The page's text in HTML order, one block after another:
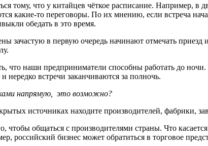
тому, что у китайцев чёткое расписание. Например, в
какие-то переговоры. По их мнению, если встреча
обедать в это время.
зачастую в первую очередь начинают отмечать
что наши предприниматели способны работать до
нередко встречи заканчиваются за полночь.
напрямую, это возможно?
источниках находите производителей, фабрики,
чтобы общаться с производителями страны. Что
российский бизнес может обратиться в торговое